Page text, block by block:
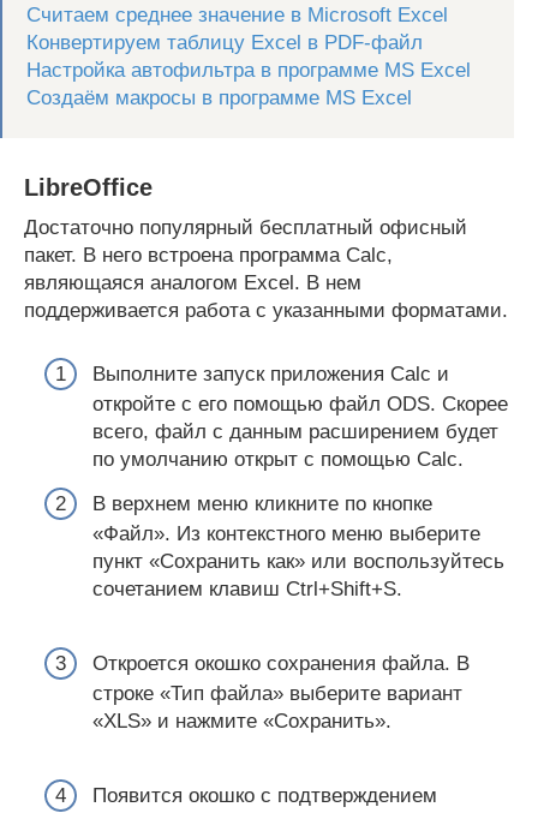
Считаем среднее значение в Microsoft Excel
Конвертируем таблицу Excel в PDF-файл
Настройка автофильтра в программе MS Excel
Создаём макросы в программе MS Excel
LibreOffice
Достаточно популярный бесплатный офисный
пакет. В него встроена программа Calc,
являющаяся аналогом Excel. В нем
поддерживается работа с указанными форматами.
Выполните запуск приложения Calc и
откройте с его помощью файл ODS. Скорее
всего, файл с данным расширением будет
по умолчанию открыт с помощью Calc.
В верхнем меню кликните по кнопке
«Файл». Из контекстного меню выберите
пункт «Сохранить как» или воспользуйтесь
сочетанием клавиш Ctrl+Shift+S.
Откроется окошко сохранения файла. В
строке «Тип файла» выберите вариант
«XLS» и нажмите «Сохранить».
Появится окошко с подтверждением